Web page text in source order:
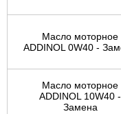
Масло моторное
ADDINOL 0W40 -
Масло моторное
ADDINOL 10W40 -
Замена